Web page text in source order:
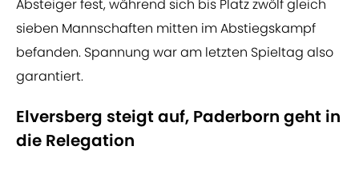
Absteiger fest, während sich bis Platz zwölf gleich
sieben Mannschaften mitten im Abstiegskampf
befanden. Spannung war am letzten Spieltag also
garantiert.
Elversberg steigt auf, Paderborn geht in
die Relegation